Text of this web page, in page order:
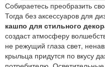
Собираетесь преобразить
Тогда без аксессуаров для
кашпо для стильного
создаст атмосферу
не режущий глаза свет,
крыльца придутся по вкусу